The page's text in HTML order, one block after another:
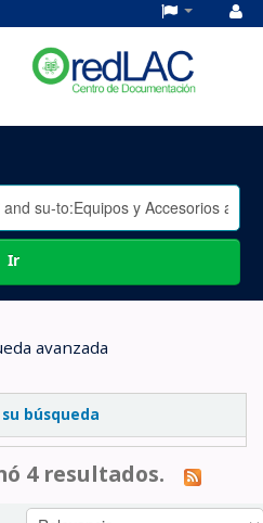
Ir
avanzada
búsqueda
4 resultados.